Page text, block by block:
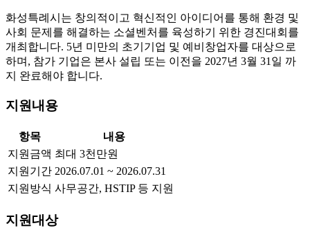
화성특례시는 창의적이고 혁신적인 아이디어를 통해 환경 및
사회 문제를 해결하는 소셜벤처를 육성하기 위한 경진대회를
개최합니다. 5년 미만의 초기기업 및 예비창업자를 대상으로
하며, 참가 기업은 본사 설립 또는 이전을 2027년 3월 31일 까
지 완료해야 합니다.
지원내용
항목
내용
지원금액 최대 3천만원
지원기간 2026.07.01 ~ 2026.07.31
지원방식 사무공간, HSTIP 등 지원
지원대상